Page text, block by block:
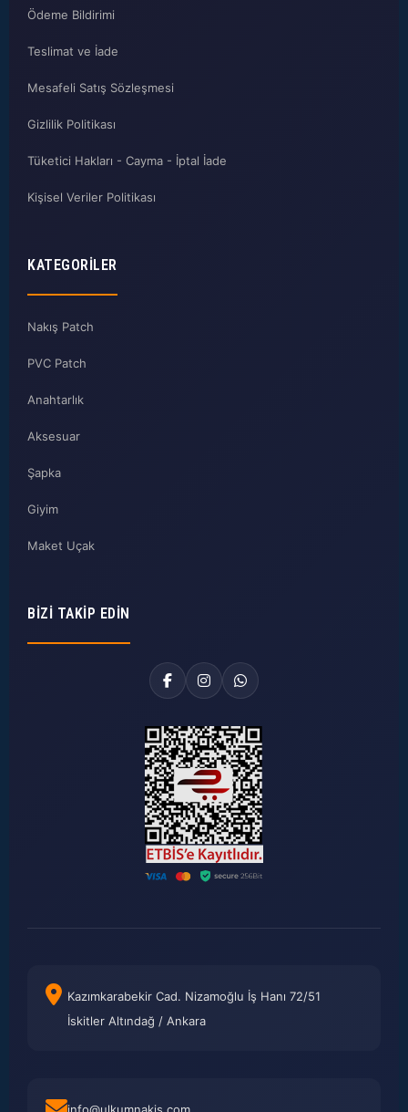
Ödeme Bildirimi
Teslimat ve İade
Mesafeli Satış Sözleşmesi
Gizlilik Politikası
Tüketici Hakları - Cayma - İptal İade
Kişisel Veriler Politikası
KATEGORILER
Nakış Patch
PVC Patch
Anahtarlık
Aksesuar
Şapka
Giyim
Maket Uçak
BIZI TAKIP EDIN
Kazımkarabekir Cad. Nizamoğlu İş Hanı 72/51
İskitler Altındağ / Ankara